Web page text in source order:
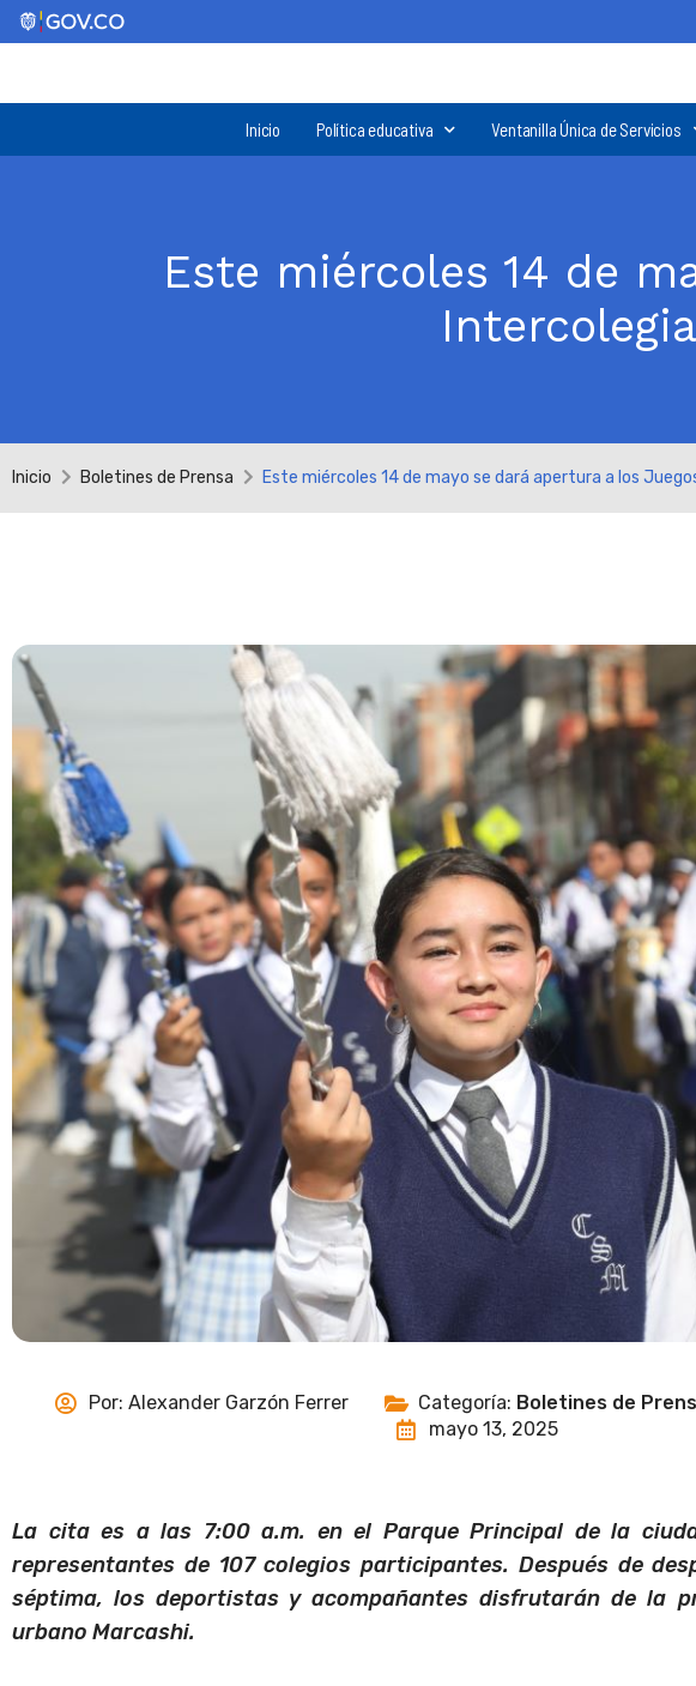
Inicio Política educativa Ventanilla Única de Servicios
Este miércoles 14 de
Inicio Boletines de Prensa Este miércoles 14 de mayo se dará apertura a los
Por: Alexander Garzón Ferrer Categoría: Boletines de
mayo 13, 2025
La cita es a las 7:00 a.m. en el Parque Principal de la
representantes de 107 colegios participantes. Después de
séptima, los deportistas y acompañantes disfrutarán de la
urbano Marcashi.